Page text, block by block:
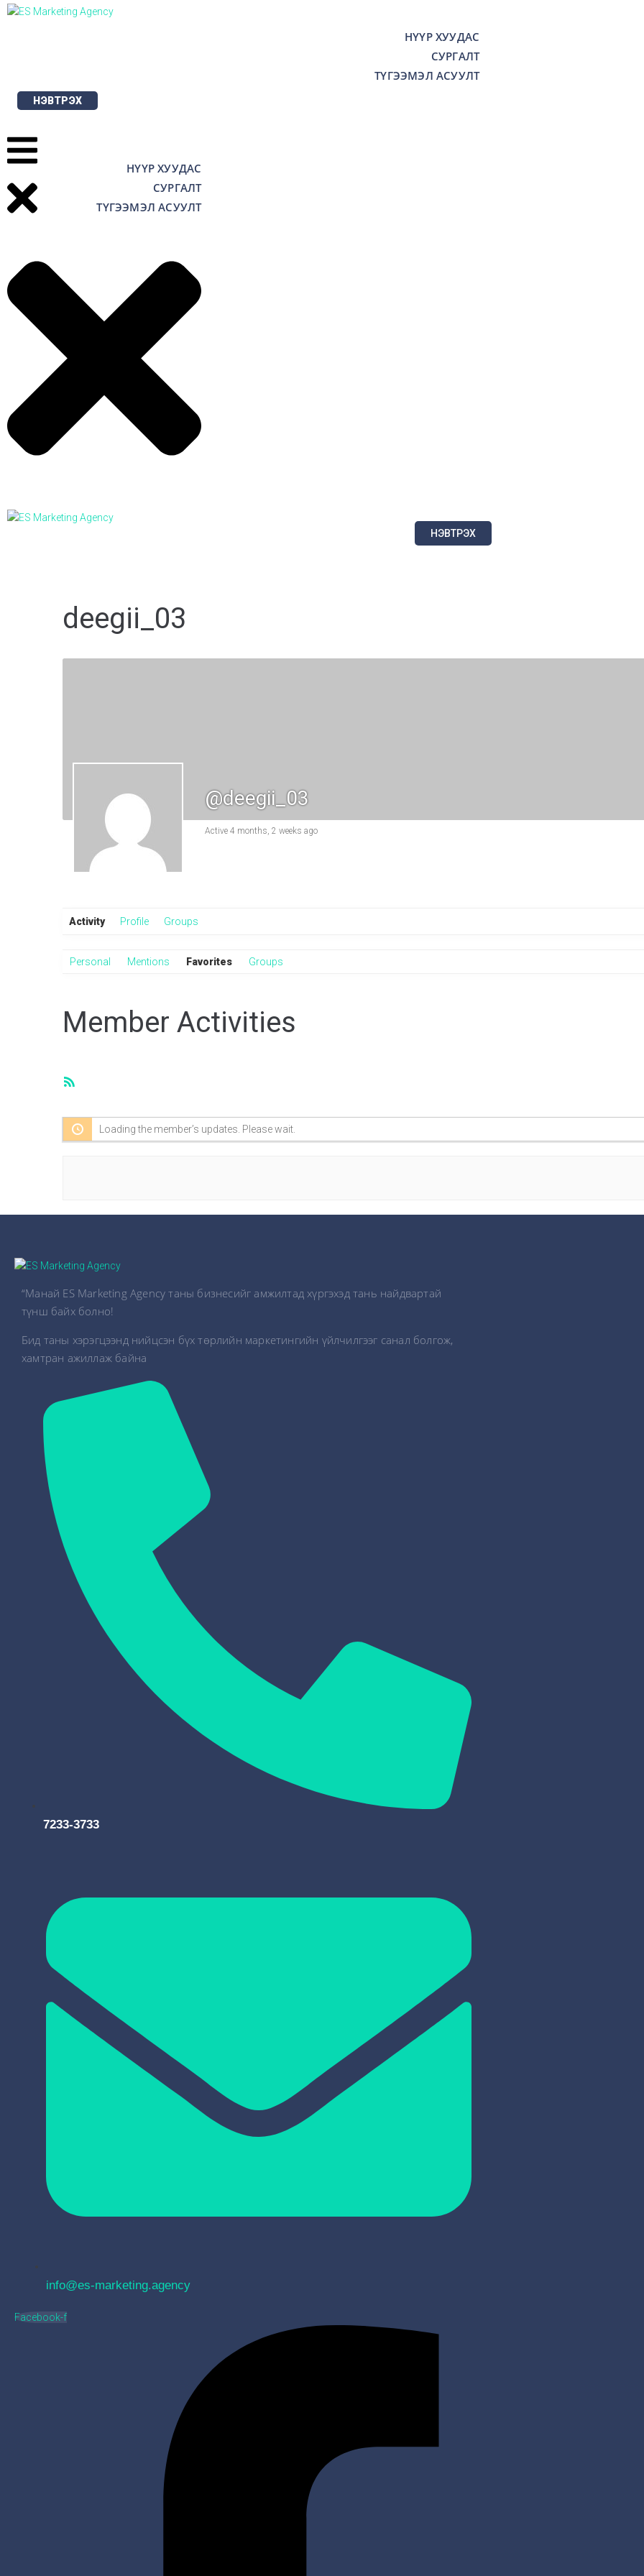
Skip
НҮҮР ХУУДАС
СУРГАЛТ
ТҮГЭЭМЭЛ АСУУЛТ
НЭВТРЭХ
НҮҮР ХУУДАС
СУРГАЛТ
ТҮГЭЭМЭЛ АСУУЛТ
НЭВТРЭХ
deegii_03
@deegii_03
Active 4 months, 2 weeks ago
Activity Profile Groups
Personal Mentions Favorites Groups
Member Activities
Loading the member’s updates. Please wait.
“Манай ES Marketing Agency таны бизнесийг амжилтад хүргэхэд тань найдвартай
түнш байх болно!
Бид таны хэрэгцээнд нийцсэн бүх төрлийн маркетингийн үйлчилгээг санал болгож,
хамтран ажиллаж байна
7233-3733
info@es-marketing.agency
Facebook-f